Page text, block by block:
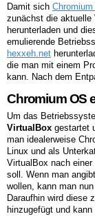
Damit sich Chromium
zunächst die aktuelle
herunterladen und
emulierende
hexxeh.net
die man mit einem
kann. Nach dem
Chromium OS
Um das
VirtualBox gestartet
man idealerweise
Linux und als
VirtualBox nach
soll. Wenn man
wollen, kann man
Daraufhin wird diese
hinzugefügt und